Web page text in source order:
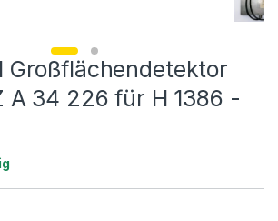
Großflächendetektor
A 34 226 für H 1386 -